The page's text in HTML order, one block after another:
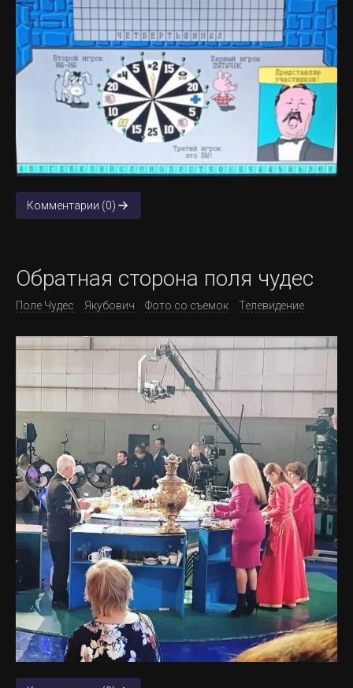
Комментарии (0)
Обратная сторона поля чудес
Поле Чудес Якубович Фото со съемок Телевидение